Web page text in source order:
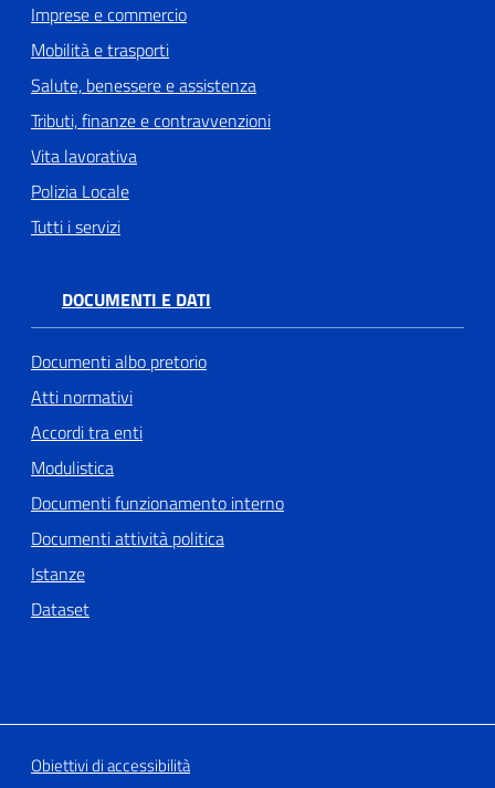
Imprese e commercio
Mobilità e trasporti
Salute, benessere e assistenza
Tributi, finanze e contravvenzioni
Vita lavorativa
Polizia Locale
Tutti i servizi
DOCUMENTI E DATI
Documenti albo pretorio
Atti normativi
Accordi tra enti
Modulistica
Documenti funzionamento interno
Documenti attività politica
Istanze
Dataset
Obiettivi di accessibilità